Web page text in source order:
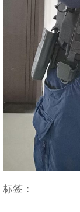
标签：